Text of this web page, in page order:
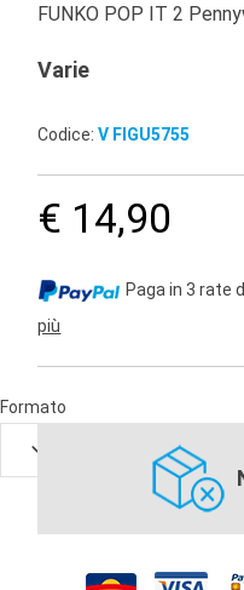
FUNKO POP IT 2
Varie
Codice:V FIGU5755
€ 14,90
Paga in 3 rate
più
Formato